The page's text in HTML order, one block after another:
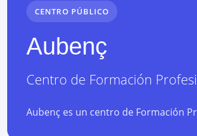
CENTRO PÚBLICO
Aubenç
Centro de Formación
Aubenç es un centro de Formación